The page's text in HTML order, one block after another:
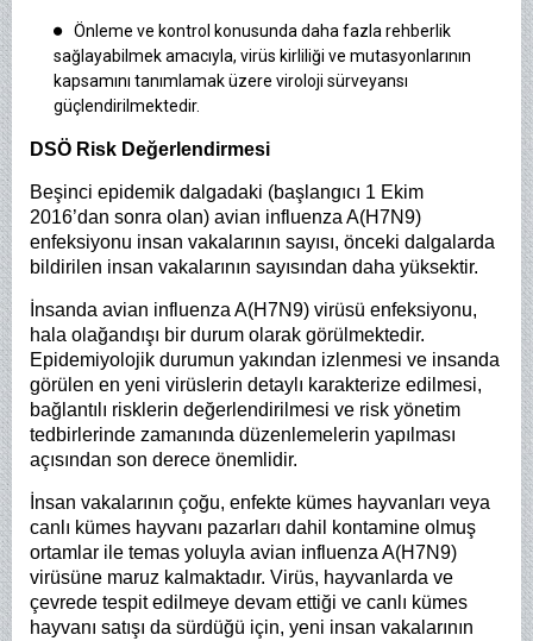
Önleme ve kontrol konusunda daha fazla rehberlik
sağlayabilmek amacıyla, virüs kirliliği ve mutasyonlarının
kapsamını tanımlamak üzere viroloji sürveyansı
güçlendirilmektedir.
DSÖ Risk Değerlendirmesi
Beşinci epidemik dalgadaki (başlangıcı 1 Ekim
2016’dan sonra olan) avian influenza A(H7N9)
enfeksiyonu insan vakalarının sayısı, önceki dalgalarda
bildirilen insan vakalarının sayısından daha yüksektir.
İnsanda avian influenza A(H7N9) virüsü enfeksiyonu,
hala olağandışı bir durum olarak görülmektedir.
Epidemiyolojik durumun yakından izlenmesi ve insanda
görülen en yeni virüslerin detaylı karakterize edilmesi,
bağlantılı risklerin değerlendirilmesi ve risk yönetim
tedbirlerinde zamanında düzenlemelerin yapılması
açısından son derece önemlidir.
İnsan vakalarının çoğu, enfekte kümes hayvanları veya
canlı kümes hayvanı pazarları dahil kontamine olmuş
ortamlar ile temas yoluyla avian influenza A(H7N9)
virüsüne maruz kalmaktadır. Virüs, hayvanlarda ve
çevrede tespit edilmeye devam ettiği ve canlı kümes
hayvanı satışı da sürdüğü için, yeni insan vakalarının